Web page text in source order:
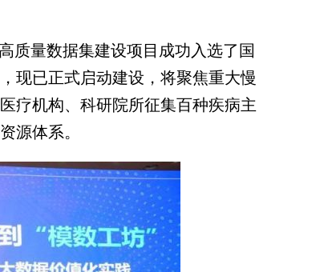
量数据集建设项目成功入选了国
现已正式启动建设，将聚焦重大慢
疗机构、科研院所征集百种疾病主
源体系。